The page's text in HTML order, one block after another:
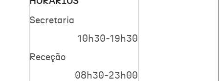
Secretaria
10h30-19h30
Receção
08h30-23h00